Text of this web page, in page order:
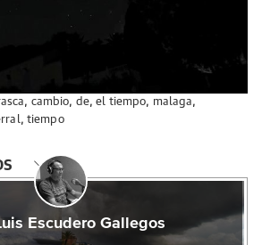
, cambio, de,el tiempo, malaga,
, tiempo
Escudero Gallegos